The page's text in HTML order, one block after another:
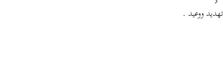
تهديد ووعيد .